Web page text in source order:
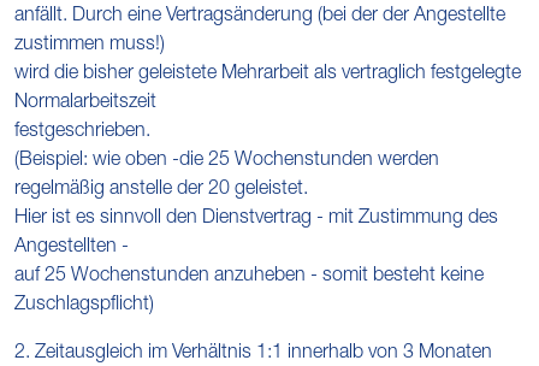
anfällt. Durch eine Vertragsänderung (bei der der Angestellte
zustimmen muss!)
wird die bisher geleistete Mehrarbeit als vertraglich festgelegte
Normalarbeitszeit
festgeschrieben.
(Beispiel: wie oben -die 25 Wochenstunden werden
regelmäßig anstelle der 20 geleistet.
Hier ist es sinnvoll den Dienstvertrag - mit Zustimmung des
Angestellten -
auf 25 Wochenstunden anzuheben - somit besteht keine
Zuschlagspflicht)
2. Zeitausgleich im Verhältnis 1:1 innerhalb von 3 Monaten